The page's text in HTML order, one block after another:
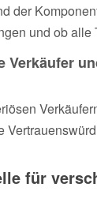
der
und ob alle
Verkäufer
für